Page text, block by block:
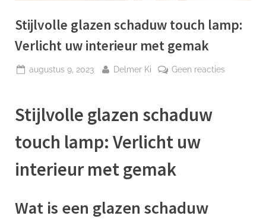
Stijlvolle glazen schaduw touch lamp:
Verlicht uw interieur met gemak
Geplaatst
augustus 9, 2023 Door
Delmer Ki Geen reactiesop
Stijlvolle glazen schaduw
touch lamp: Verlicht uw
interieur met gemak
Wat is een glazen schaduw